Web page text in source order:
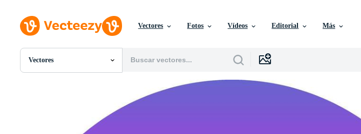
Vectores Fotos Vídeos Editorial Más
Vectores
Todas Imágenes